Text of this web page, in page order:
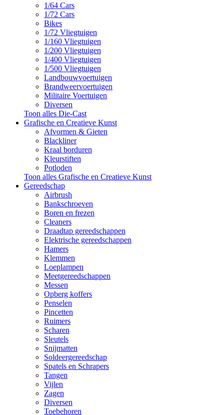
1/64 Cars
1/72 Cars
Bikes
1/72 Vliegtuigen
1/160 Vliegtuigen
1/200 Vliegtuigen
1/400 Vliegtuigen
1/500 Vliegtuigen
Landbouwvoertuigen
Brandweervoertuigen
Militaire Voertuigen
Diversen
Toon alles Die-Cast
Grafische en Creatieve Kunst
Afvormen & Gieten
Blackliner
Kraal borduren
Kleurstiften
Potloden
Toon alles Grafische en Creatieve Kunst
Gereedschap
Airbrush
Bankschroeven
Boren en frezen
Cleaners
Draadtap gereedschappen
Elektrische gereedschappen
Hamers
Klemmen
Loeplampen
Meetgereedschappen
Messen
Opberg koffers
Penselen
Pincetten
Ruimers
Scharen
Sleutels
Snijmatten
Soldeergereedschap
Spatels en Schrapers
Tangen
Vijlen
Zagen
Diversen
Toebehoren